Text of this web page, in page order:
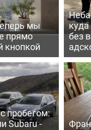
мы
прямо
кнопкой
куда
без
пробегом:
Subaru -